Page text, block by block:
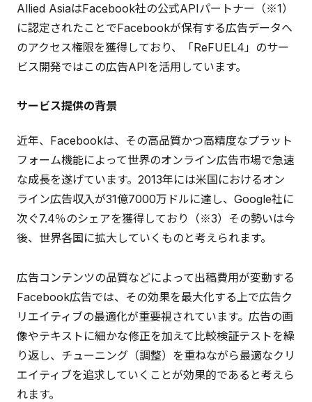
Allied AsiaはFacebook社の公式APIパートナー（※1）
に認定されたことでFacebookが保有する広告データへ
のアクセス権限を獲得しており、「ReFUEL4」のサー
ビス開発ではこの広告APIを活用しています。
サービス提供の背景
近年、Facebookは、その高品質かつ高精度なプラット
フォーム機能によって世界のオンライン広告市場で急速
な成長を遂げています。2013年には米国におけるオン
ライン広告収入が31億7000万ドルに達し、Google社に
次ぐ7.4％のシェアを獲得しており（※3）その勢いは今
後、世界各国に拡大していくものと考えられます。
広告コンテンツの品質などによって出稿費用が変動する
Facebook広告では、その効果を最大化する上で広告ク
リエイティブの最適化が重要視されています。広告の画
像やテキストに細かな修正を加えて比較検証テストを繰
り返し、チューニング（調整）を重ねながら最適なクリ
エイティブを追求していくことが効果的であると考えら
れます。